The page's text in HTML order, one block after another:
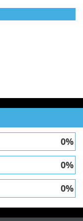
0%
0%
0%